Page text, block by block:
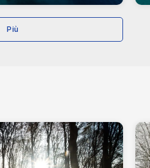
camere moderne, servizi spa
rilassata e la sua posizione
per i viaggiatori che
caffè e ristoranti. Perfetto per
Più